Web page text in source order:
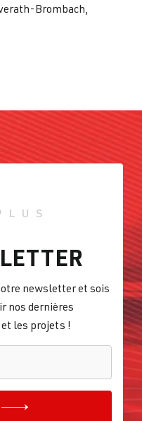
Brombach,
newsletter et sois
nos dernières
les projets !